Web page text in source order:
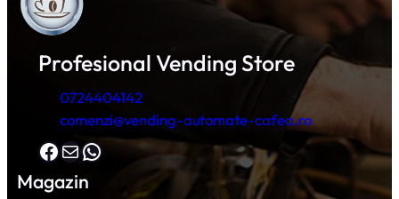
Profesional Vending Store
0724404142
comenzi@vending-automate-cafea.ro
Facebook Mail WhatsApp
Magazin